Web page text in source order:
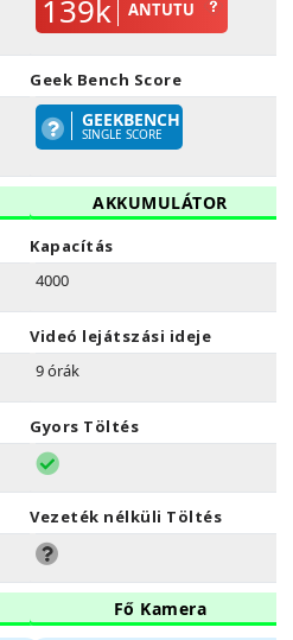
139k ANTUTU
Geek Bench Score
GEEKBENCH
SINGLE SCORE
AKKUMULÁTOR
Kapacítás
4000
Videó lejátszási ideje
9 órák
Gyors Töltés
Vezeték nélküli Töltés
Fő Kamera